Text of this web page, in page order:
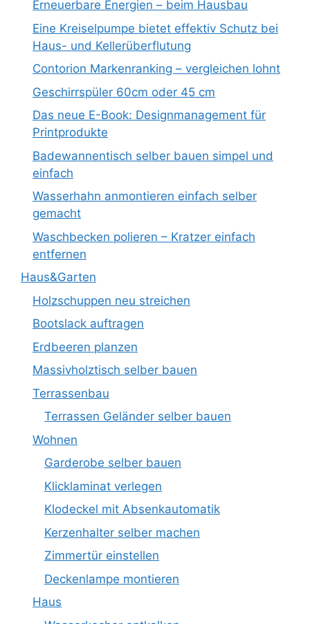
Erneuerbare Energien – beim Hausbau
Eine Kreiselpumpe bietet effektiv Schutz bei
Haus- und Kellerüberflutung
Contorion Markenranking – vergleichen lohnt
Geschirrspüler 60cm oder 45 cm
Das neue E-Book: Designmanagement für
Printprodukte
Badewannentisch selber bauen simpel und
einfach
Wasserhahn anmontieren einfach selber
gemacht
Waschbecken polieren – Kratzer einfach
entfernen
Haus&Garten
Holzschuppen neu streichen
Bootslack auftragen
Erdbeeren planzen
Massivholztisch selber bauen
Terrassenbau
Terrassen Geländer selber bauen
Wohnen
Garderobe selber bauen
Klicklaminat verlegen
Klodeckel mit Absenkautomatik
Kerzenhalter selber machen
Zimmertür einstellen
Deckenlampe montieren
Haus